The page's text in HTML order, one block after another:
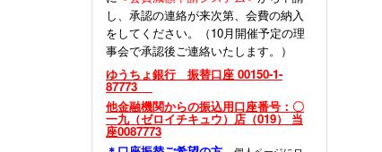
し、承認の連絡が来次第、会費の納入
をしてください。（10月開催予定の理
事会で承認後ご連絡いたします。）
ゆうちょ銀行 振替口座 00150-1-
87773
他金融機関からの振込用口座番号：〇
一九（ゼロイチキュウ）店（019） 当
座0087773